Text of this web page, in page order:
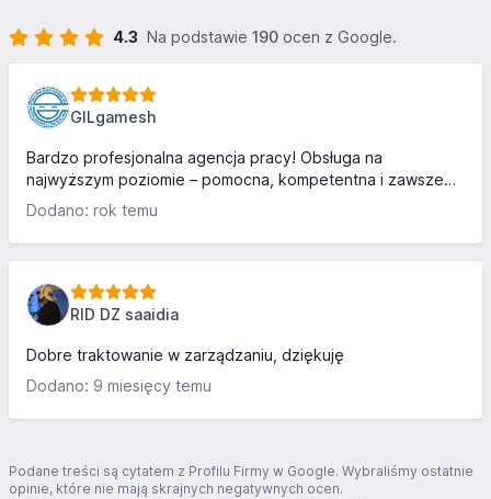
4.3 Na podstawie 190 ocen z Google.
GILgamesh
Bardzo profesjonalna agencja pracy! Obsługa na
najwyższym poziomie – pomocna, kompetentna i zawsze
chętna do udzielenia odpowiedzi na pytania. Proces
za wsparcie w znalezieniu odpowiedniej pracy. Gorąco
Dodano: rok temu
RID DZ saaidia
Dobre traktowanie w zarządzaniu, dziękuję
Dodano: 9 miesięcy temu
Podane treści są cytatem z Profilu Firmy w Google. Wybraliśmy ostatnie
opinie, które nie mają skrajnych negatywnych ocen.